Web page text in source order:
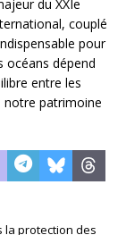
du XXIe
couplé
pour
océans dépend
entre les
notre patrimoine
la protection des